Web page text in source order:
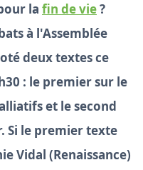
la fin de vie?
à l'Assemblée
deux textes ce
: le premier sur le
et le second
Si le premier texte
Vidal (Renaissance)